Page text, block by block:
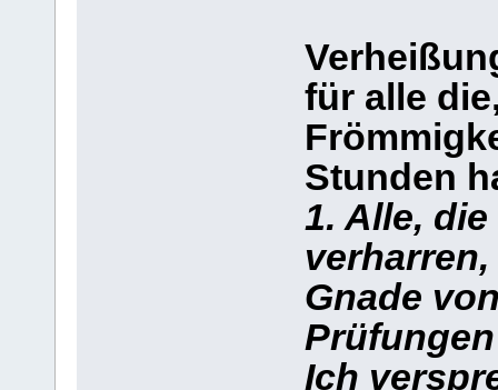
für alle
Stunden
1. Alle,
Gnade
Ich